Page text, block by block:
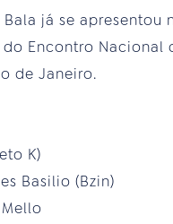
já se
Encontro Nacional
de Janeiro.
K)
Basilio (Bzin)